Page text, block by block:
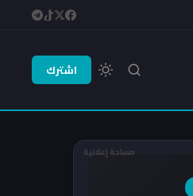
اشترك
مساحة إعلانية